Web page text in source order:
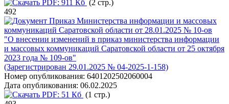
PDF: 911 Кб (2 стр.)
492
Приказ Министерства информации и массовых
коммуникаций Саратовской области от 28.01.2025 № 10-ов
"О внесении изменений в приказ министерства информации
и массовых коммуникаций Саратовской области от 25 октября
2023 года № 109‑ов"
(Зарегистрирован 29.01.2025 № 04-2025-1-158)
Номер опубликования: 6401202502060004
Дата опубликования: 06.02.2025
PDF: 51 Кб (1 стр.)